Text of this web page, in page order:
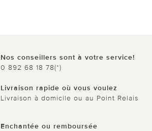
Nos conseillers sont à votre service!
0 892 68 18 78(*)
Livraison rapide où vous voulez
Livraison à domicile ou au Point Relais
Enchantée ou remboursée